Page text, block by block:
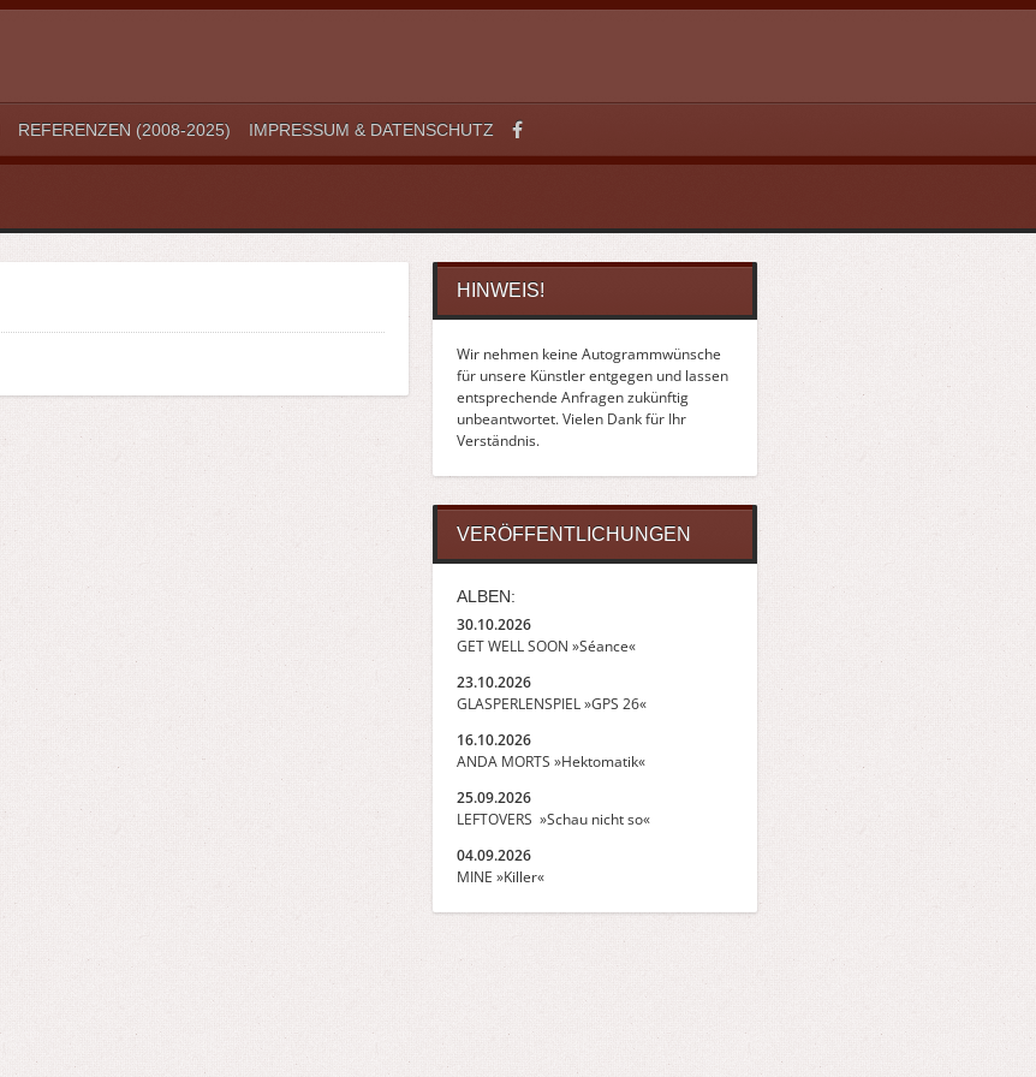
REFERENZEN (2008-2025) IMPRESSUM & DATENSCHUTZ
HINWEIS!
Wir nehmen keine Autogrammwünsche
für unsere Künstler entgegen und lassen
entsprechende Anfragen zukünftig
unbeantwortet. Vielen Dank für Ihr
Verständnis.
VERÖFFENTLICHUNGEN
ALBEN:
30.10.2026
GET WELL SOON »Séance«
23.10.2026
GLASPERLENSPIEL »GPS 26«
16.10.2026
ANDA MORTS »Hektomatik«
25.09.2026
LEFTOVERS »Schau nicht so«
04.09.2026
MINE »Killer«